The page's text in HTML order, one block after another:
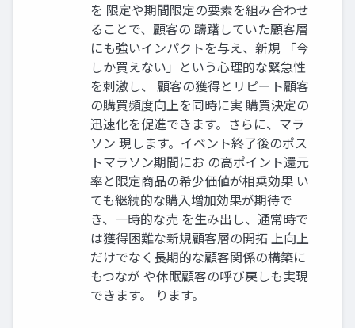
を 限定や期間限定の要素を組み合わせ
ることで、顧客の 躊躇していた顧客層
にも強いインパクトを与え、新規 「今
しか買えない」という心理的な緊急性
を刺激し、 顧客の獲得とリピート顧客
の購買頻度向上を同時に実 購買決定の
迅速化を促進できます。さらに、マラ
ソン 現します。イベント終了後のポス
トマラソン期間にお の高ポイント還元
率と限定商品の希少価値が相乗効果 い
ても継続的な購入増加効果が期待で
き、一時的な売 を生み出し、通常時で
は獲得困難な新規顧客層の開拓 上向上
だけでなく長期的な顧客関係の構築に
もつなが や休眠顧客の呼び戻しも実現
できます。 ります。